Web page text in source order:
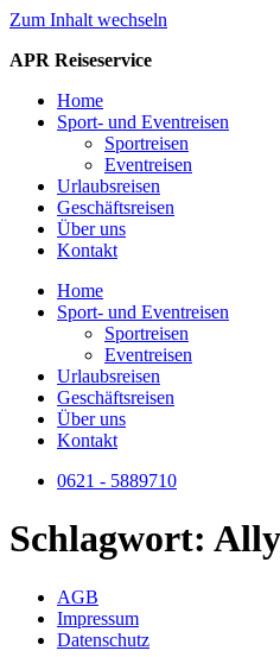
Zum Inhalt wechseln
APR Reiseservice
Home
Sport- und Eventreisen
Sportreisen
Eventreisen
Urlaubsreisen
Geschäftsreisen
Über uns
Kontakt
Home
Sport- und Eventreisen
Sportreisen
Eventreisen
Urlaubsreisen
Geschäftsreisen
Über uns
Kontakt
0621 - 5889710
Schlagwort:
AGB
Impressum
Datenschutz